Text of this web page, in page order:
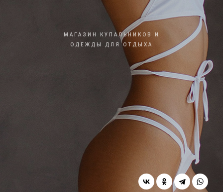
МАГАЗИН КУПАЛЬНИКОВ И
ОДЕЖДЫ ДЛЯ ОТДЫХА